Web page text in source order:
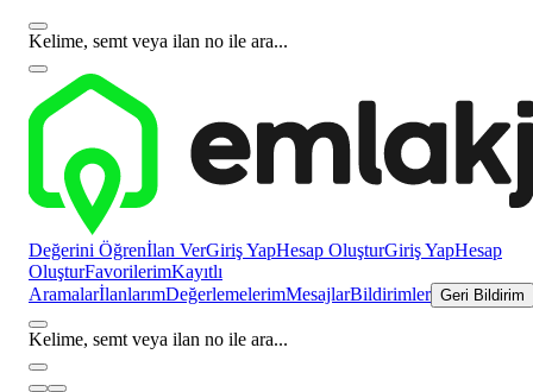
Kelime, semt veya ilan no ile ara...
Değerini Öğrenİlan VerGiriş YapHesap OluşturGiriş YapHesap
OluşturFavorilerimKayıtlı
AramalarİlanlarımDeğerlemelerimMesajlarBildirimler Geri Bildirim
Kelime, semt veya ilan no ile ara...